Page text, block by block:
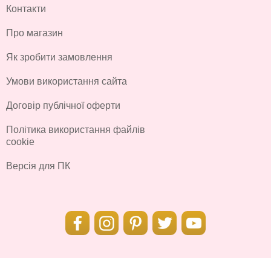
Контакти
Про магазин
Як зробити замовлення
Умови використання сайта
Договір публічної оферти
Політика використання файлів
cookie
Версія для ПК